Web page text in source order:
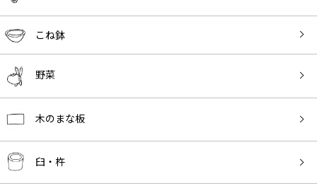
こね鉢
野菜
木のまな板
臼・杵